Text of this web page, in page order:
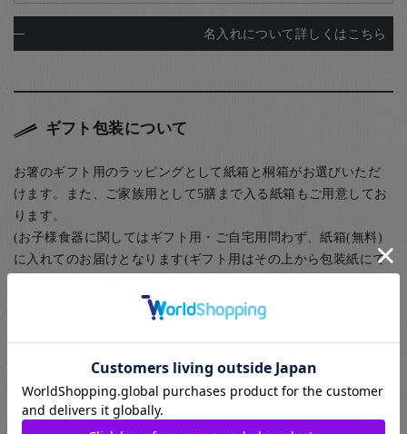
名入れについて詳しくはこちら
ギフト包装について
お箸のギフト用のラッピングとして紙箱と桐箱がお選びいただ
けます。また、ご家族用として5膳まで入る紙箱もご用意してお
ります。
(お子様食器に関してはギフト用・ご自宅用問わず、紙箱(無料)
に入れてのお届けとなります(ギフト用はその上から包装紙にて
プのものになります。
でさらに風呂敷でのラッピングもご指定いただけます。日本の
伝統的な贈り物のスタイルで、お箸のプレゼントにぴったりな
包装です。